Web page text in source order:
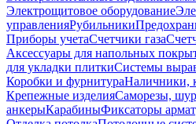
Электрощитовое оборудование
управленияРубильники
Приборы учетаСчетчики газа
Аксессуары для напольных
для укладки плиткиСистемы
Коробки и фурнитураНаличники,
Крепежные изделияСаморезы,
анкерыКарабиныФиксаторы